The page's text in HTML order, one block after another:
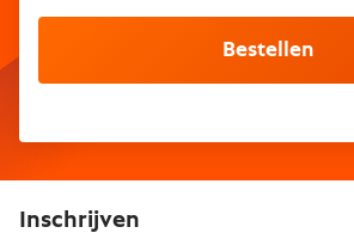
Bestellen
Inschrijven